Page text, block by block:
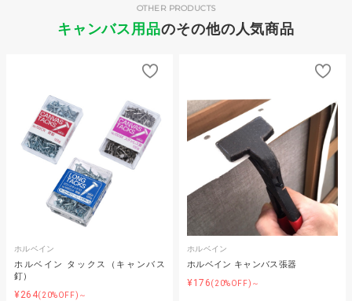
キャンバス用品のその他の人気商品
OTHER PRODUCTS
ホルベイン
ホルベイン タックス（キャンバス
釘）
¥264(20%OFF)～
ホルベイン
ホルベイン キャンバス張器
¥176(20%OFF)～